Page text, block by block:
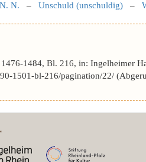
N. – Unschuld (unschuldig) –
1484, Bl. 216, in: Ingelheimer
1501-bl-216/pagination/22/